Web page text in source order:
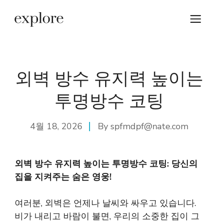
외벽 방수 유지력 높이는
투명방수 코팅
4월 18, 2026 By spfmdpf@nate.com
외벽 방수 유지력 높이는 투명방수 코팅: 당신의
집을 지켜주는 숨은 영웅!
여러분, 외벽은 언제나 날씨와 싸우고 있습니다.
비가 내리고 바람이 불면, 우리의 소중한 집이 그